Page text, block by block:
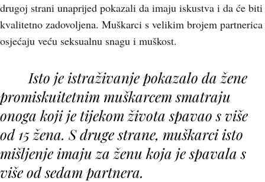
drugoj strani unaprijed pokazali da imaju iskustva i da će biti
kvalitetno zadovoljena. Muškarci s velikim brojem partnerica
osjećaju veću seksualnu snagu i muškost.
Isto je istraživanje pokazalo da žene
promiskuitetnim muškarcem smatraju
onoga koji je tijekom života spavao s više
od 15 žena. S druge strane, muškarci isto
mišljenje imaju za ženu koja je spavala s
više od sedam partnera.